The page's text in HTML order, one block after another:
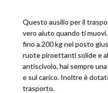
Questo ausilio per il
vero aiuto quando ti
fino a 200 kg nel posto
ruote piroettanti solide e
antiscivolo, hai sempre
e sul carico. Inoltre è
trasporto.